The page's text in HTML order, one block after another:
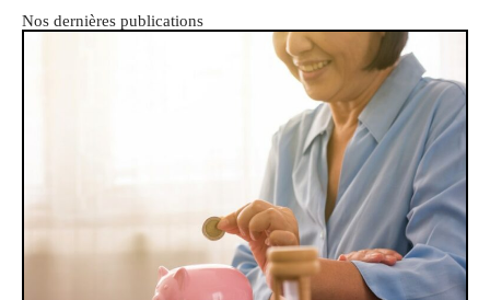
Nos dernières publications